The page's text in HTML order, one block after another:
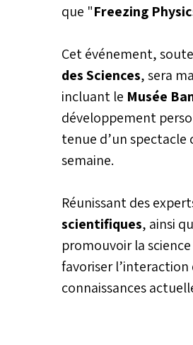
que "Freezing
Cet événement,
des Sciences, sera
incluant le Musée
développement
tenue d’un
semaine.
Réunissant des
scientifiques, ainsi
promouvoir la
favoriser
connaissances